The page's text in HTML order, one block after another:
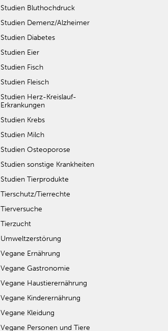
Studien Bluthochdruck
Studien Demenz/Alzheimer
Studien Diabetes
Studien Eier
Studien Fisch
Studien Fleisch
Studien Herz-Kreislauf-
Erkrankungen
Studien Krebs
Studien Milch
Studien Osteoporose
Studien sonstige Krankheiten
Studien Tierprodukte
Tierschutz/Tierrechte
Tierversuche
Tierzucht
Umweltzerstörung
Vegane Ernährung
Vegane Gastronomie
Vegane Haustierernährung
Vegane Kinderernährung
Vegane Kleidung
Vegane Personen und Tiere